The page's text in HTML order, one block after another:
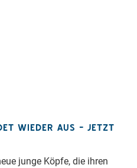
WIEDER AUS – JETZT B
junge Köpfe, die ihren